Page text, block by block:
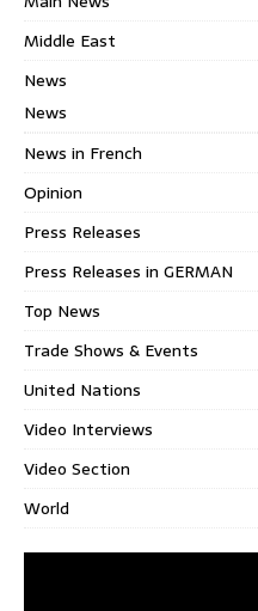
Middle East
News
News
News in French
Opinion
Press Releases
Press Releases in GERMAN
Top News
Trade Shows & Events
United Nations
Video Interviews
Video Section
World